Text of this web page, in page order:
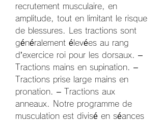
recrutement musculaire, en
amplitude, tout en limitant le risque
de blessures. Les tractions sont
généralement élevées au rang
d’exercice roi pour les dorsaux. –
Tractions mains en supination. –
Tractions prise large mains en
pronation. – Tractions aux
anneaux. Notre programme de
musculation est divisé en séances